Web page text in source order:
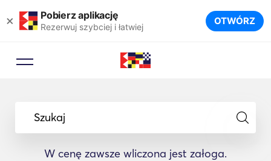
× Pobierz aplikację
Rezerwuj szybciej i łatwiej OTWÓRZ
Szukaj
W cenę zawsze wliczona jest załoga.